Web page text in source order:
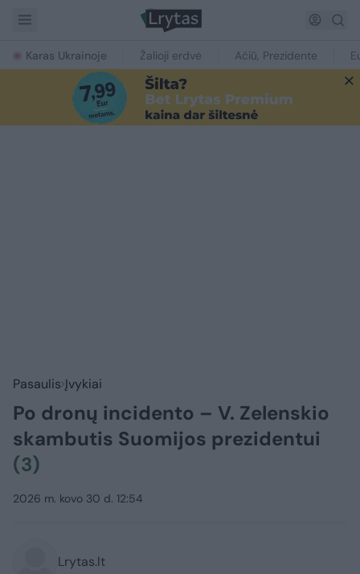
Karas Ukrainoje Žalioji erdvė Ačiū, Prezidente
Pasaulis Įvykiai
Po dronų incidento – V. Zelenskio
skambutis Suomijos prezidentui
(3)
2026 m. kovo 30 d. 12:54
Lrytas.lt